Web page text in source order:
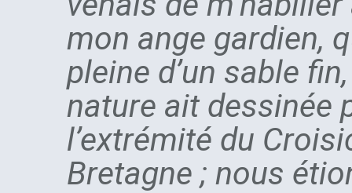
mon ange gardien,
pleine d’un sable
nature ait dessinée
l’extrémité du
Bretagne ; nous